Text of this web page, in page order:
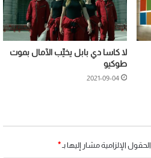
لا كاسا دي بابل يخيِّب الآمال بموت
طوكيو
2021-09-04
الحقول الإلزامية مشار إليها بـ *